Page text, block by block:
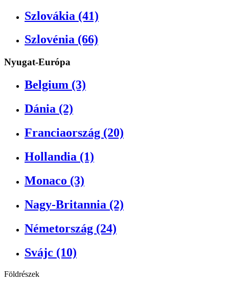
Szlovákia (41)
Szlovénia (66)
Nyugat-Európa
Belgium (3)
Dánia (2)
Franciaország (20)
Hollandia (1)
Monaco (3)
Nagy-Britannia (2)
Németország (24)
Svájc (10)
Földrészek